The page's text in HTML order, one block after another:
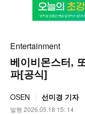
Entertainment
베이비몬스터,
파[공식]
OSEN 선미경 기자
발행 2026.05.18 15: 14